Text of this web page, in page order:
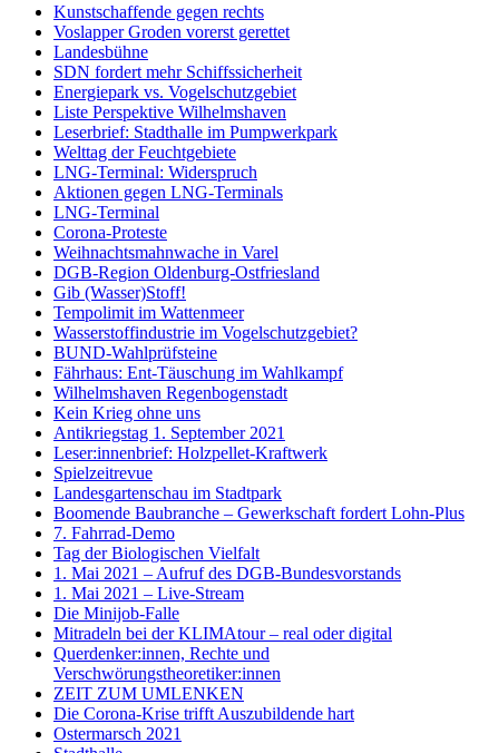
Kunstschaffende gegen rechts
Voslapper Groden vorerst gerettet
Landesbühne
SDN fordert mehr Schiffssicherheit
Energiepark vs. Vogelschutzgebiet
Liste Perspektive Wilhelmshaven
Leserbrief: Stadthalle im Pumpwerkpark
Welttag der Feuchtgebiete
LNG-Terminal: Widerspruch
Aktionen gegen LNG-Terminals
LNG-Terminal
Corona-Proteste
Weihnachtsmahnwache in Varel
DGB-Region Oldenburg-Ostfriesland
Gib (Wasser)Stoff!
Tempolimit im Wattenmeer
Wasserstoffindustrie im Vogelschutzgebiet?
BUND-Wahlprüfsteine
Fährhaus: Ent-Täuschung im Wahlkampf
Wilhelmshaven Regenbogenstadt
Kein Krieg ohne uns
Antikriegstag 1. September 2021
Leser:innenbrief: Holzpellet-Kraftwerk
Spielzeitrevue
Landesgartenschau im Stadtpark
Boomende Baubranche – Gewerkschaft fordert Lohn-Plus
7. Fahrrad-Demo
Tag der Biologischen Vielfalt
1. Mai 2021 – Aufruf des DGB-Bundesvorstands
1. Mai 2021 – Live-Stream
Die Minijob-Falle
Mitradeln bei der KLIMAtour – real oder digital
Querdenker:innen, Rechte und
Verschwörungstheoretiker:innen
ZEIT ZUM UMLENKEN
Die Corona-Krise trifft Auszubildende hart
Ostermarsch 2021